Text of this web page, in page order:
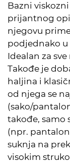
Bazni
prijantnog
njegovu
podjednako u
Idealan za
Takođe je
haljina i
od njega se
(sako/
takođe,
(npr.
suknja na
visokim